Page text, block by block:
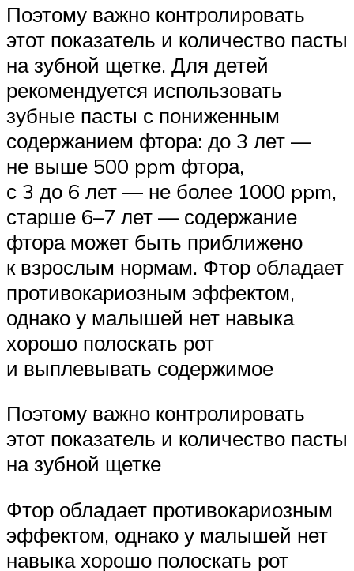
Поэтому важно контролировать
этот показатель и количество пасты
на зубной щетке. Для детей
рекомендуется использовать
зубные пасты с пониженным
содержанием фтора: до 3 лет —
не выше 500 ppm фтора,
с 3 до 6 лет — не более 1000 ppm,
старше 6–7 лет — содержание
фтора может быть приближено
к взрослым нормам. Фтор обладает
противокариозным эффектом,
однако у малышей нет навыка
хорошо полоскать рот
и выплевывать содержимое
Поэтому важно контролировать
этот показатель и количество пасты
на зубной щетке
Фтор обладает противокариозным
эффектом, однако у малышей нет
навыка хорошо полоскать рот